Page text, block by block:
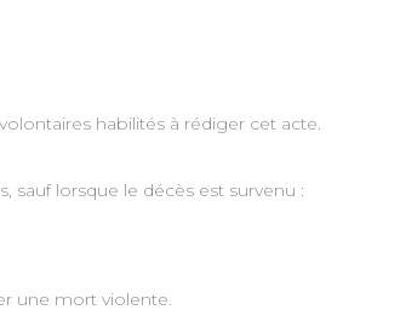
habilités à rédiger cet acte.
sauf lorsque le décès est survenu :
une mort violente.